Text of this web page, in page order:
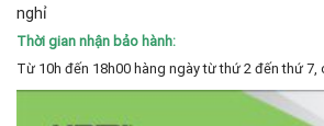
nghỉ
Thời gian nhận bảo hành:
Từ 10h đến 18h00 hàng ngày từ thứ 2 đến thứ 7,